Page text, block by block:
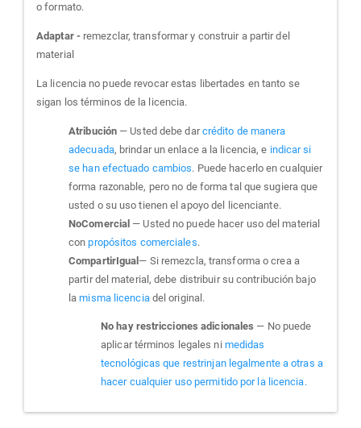
o formato.
Adaptar -remezclar, transformar y construir a partir del
material
La licencia no puede revocar estas libertades en tanto se
sigan los términos de la licencia.
Atribución — Usted debe darcrédito de manera
adecuada, brindar un enlace a la licencia, e indicar si
se han efectuado cambios. Puede hacerlo en cualquier
forma razonable, pero no de forma tal que sugiera que
usted o su uso tienen el apoyo del licenciante.
NoComercial — Usted no puede hacer uso del material
conpropósitos comerciales.
CompartirIgual — Si remezcla, transforma o crea a
partir del material, debe distribuir su contribución bajo
lamisma licenciadel original.
No hay restricciones adicionales — No puede
aplicar términos legales ni medidas
tecnológicas que restrinjan legalmente a otras a
hacer cualquier uso permitido por la licencia.